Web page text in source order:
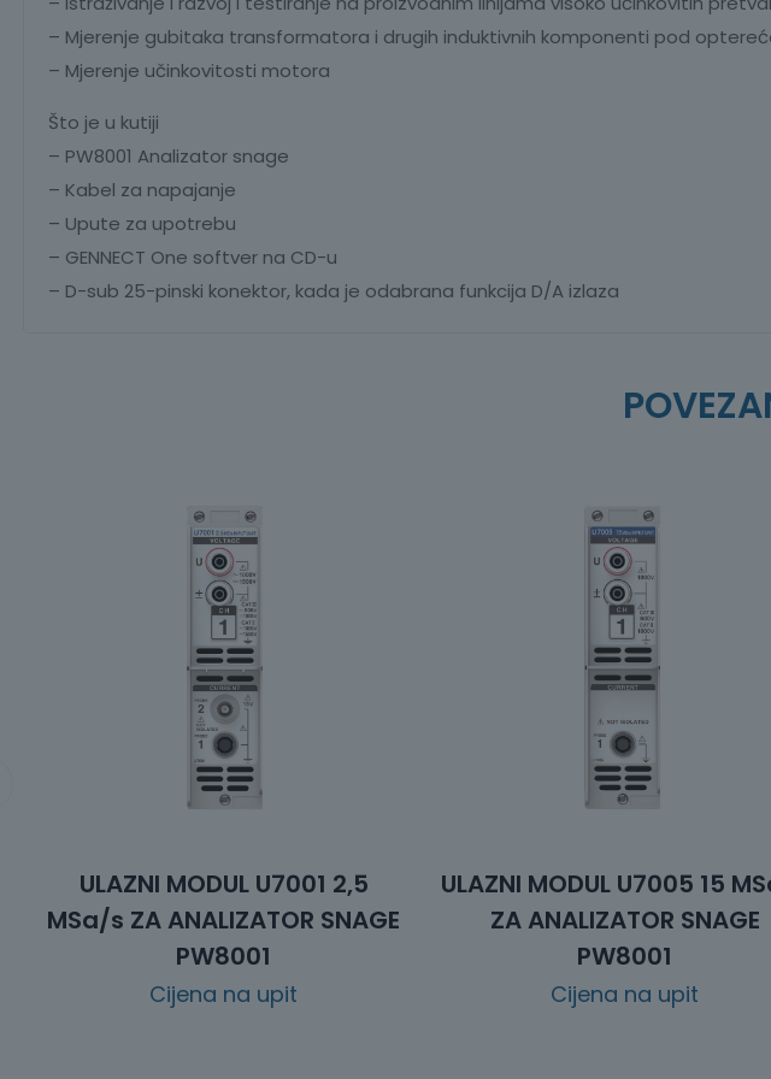
– Mjerenje gubitaka transformatora i drugih induktivnih komponenti pod
– Mjerenje učinkovitosti motora
Što je u kutiji
– PW8001 Analizator snage
– Kabel za napajanje
– Upute za upotrebu
– GENNECT One softver na CD-u
– D-sub 25-pinski konektor, kada je odabrana funkcija D/A izlaza
ULAZNI MODUL U7001 2,5
MSa/s ZA ANALIZATOR SNAGE
PW8001
Cijena na upit
ULAZNI MODUL U7005 15
ZA ANALIZATOR SNAGE
PW8001
Cijena na upit